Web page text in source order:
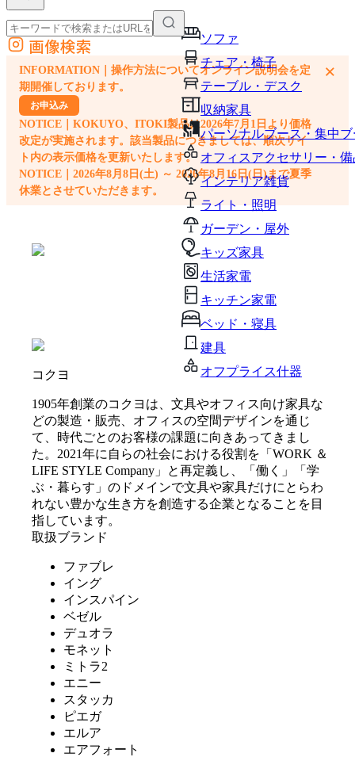
ソファ
チェア・椅子
テーブル・デスク
収納家具
パーソナルブース・集中
オフィスアクセサリー・備
インテリア雑貨
ライト・照明
ガーデン・屋外
キッズ家具
生活家電
キッチン家電
ベッド・寝具
建具
オフプライス什器
外部サイトの商品をカートに追加
他のサイトで見つけた商品ページのURLを貼り付けて、カートに追加できます
画像検索
INFORMATION｜操作方法についてオンライン説明会を定
期開催しております。
お申込み
NOTICE｜KOKUYO、ITOKI製品は2026年7月1日より価格
改定が実施されます。該当製品につきましては、順次サイ
ト内の表示価格を更新いたします。
NOTICE｜2026年8月8日(土) ～ 2026年8月16日(日)まで夏季
休業とさせていただきます。
×
コクヨ
1905年創業のコクヨは、文具やオフィス向け家具な
どの製造・販売、オフィスの空間デザインを通じ
て、時代ごとのお客様の課題に向きあってきまし
た。2021年に自らの社会における役割を「WORK ＆
LIFE STYLE Company」と再定義し、「働く」「学
ぶ・暮らす」のドメインで文具や家具だけにとらわ
れない豊かな生き方を創造する企業となることを目
指しています。
取扱ブランド
ファブレ
イング
インスパイン
ベゼル
デュオラ
モネット
ミトラ2
エニー
スタッカ
ピエガ
エルア
エアフォート